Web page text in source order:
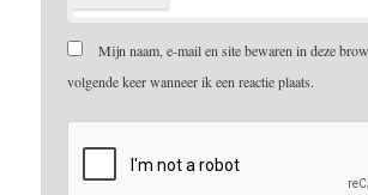
Mijn naam, e-mail en site bewaren in deze
volgende keer wanneer ik een reactie plaats.